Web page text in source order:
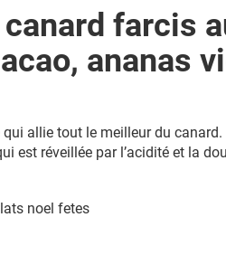
farcis
ananas
allie tout le meilleur du
est réveillée par l’acidité et la
noel fetes